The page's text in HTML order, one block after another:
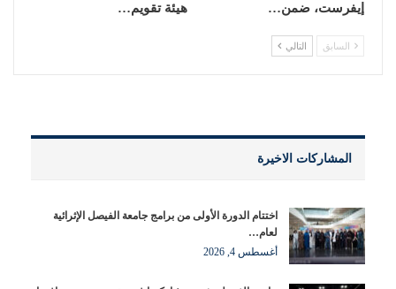
إيفرست، ضمن…
هيئة تقويم…
السابق التالي
المشاركات الاخيرة
اختتام الدورة الأولى من برامج جامعة الفيصل الإثرائية
لعام…
أغسطس 4, 2026